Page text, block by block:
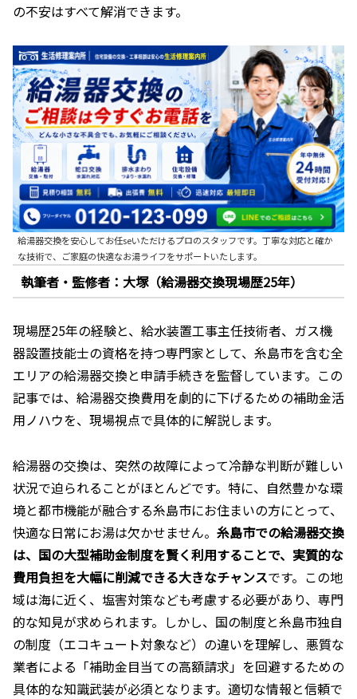
の不安はすべて解消できます。
給湯器交換を安心してお任seいただけるプロのスタッフです。丁寧な対応と確か
な技術で、ご家庭の快適なお湯ライフをサポートいたします。
執筆者・監修者：大塚（給湯器交換現場歴25年）
現場歴25年の経験と、給水装置工事主任技術者、ガス機
器設置技能士の資格を持つ専門家として、糸島市を含む全
エリアの給湯器交換と申請手続きを監督しています。この
記事では、給湯器交換費用を劇的に下げるための補助金活
用ノハウを、現場視点で具体的に解説します。
給湯器の交換は、突然の故障によって冷静な判断が難しい
状況で迫られることがほとんどです。特に、自然豊かな環
境と都市機能が融合する糸島市にお住まいの方にとって、
快適な日常にお湯は欠かせません。 糸島市での給湯器交換
は、国の大型補助金制度を賢く利用することで、実質的な
費用負担を大幅に削減できる大きなチャンスです。この地
域は海に近く、塩害対策なども考慮する必要があり、専門
的な知見が求められます。しかし、国の制度と糸島市独自
の制度（エコキュート対象など）の違いを理解し、悪質な
業者による「補助金目当ての高額請求」を回避するための
具体的な知識武装が必須となります。適切な情報と信頼で